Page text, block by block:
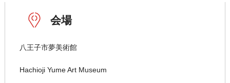
会場
八王子市夢美術館
Hachioji Yume Art Museum